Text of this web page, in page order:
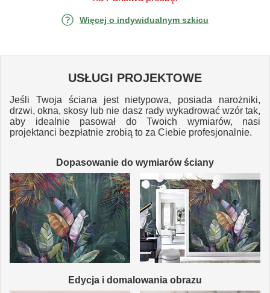
Więcej o indywidualnym szkicu
USŁUGI PROJEKTOWE
Jeśli Twoja ściana jest nietypowa, posiada narożniki,
drzwi, okna, skosy lub nie dasz rady wykadrować wzór tak,
aby idealnie pasował do Twoich wymiarów, nasi
projektanci bezpłatnie zrobią to za Ciebie profesjonalnie.
Dopasowanie do wymiarów ściany
Edycja i domalowania obrazu